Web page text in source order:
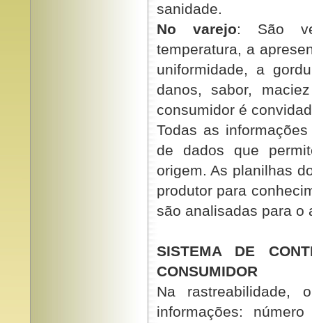
sanidade.
No varejo: São
temperatura, a
uniformidade, a
danos, sabor,
consumidor é
Todas as
de dados que
origem. As planilhas
produtor para
são analisadas para o
SISTEMA DE
CONSUMIDOR
Na rastreabilidade,
informações: